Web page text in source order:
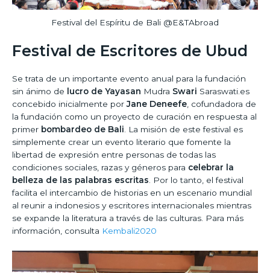
Festival del Espíritu de Bali @E&TAbroad
Festival de Escritores de Ubud
Se trata de un importante evento anual para la fundación
sin ánimo de lucro de Yayasan Mudra Swari Saraswati.es
concebido inicialmente porJane Deneefe , cofundadora de
la fundación como un proyecto de curación en respuesta al
primer bombardeo de Bali . La misión de este festival es
simplemente crear un evento literario que fomente la
libertad de expresión entre personas de todas las
condiciones sociales, razas y géneros para celebrar la
belleza de las palabras escritas . Por lo tanto, el festival
facilita el intercambio de historias en un escenario mundial
al reunir a indonesios y escritores internacionales mientras
se expande la literatura a través de las culturas. Para más
información, consulta Kembali2020